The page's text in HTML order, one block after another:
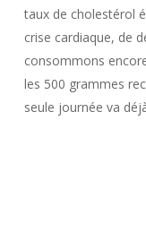
taux de cholestérol
crise cardiaque, de
consommons
les 500 grammes
seule journée va